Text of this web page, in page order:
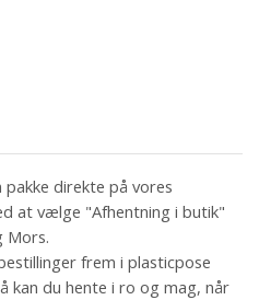
direkte på vores
at vælge "Afhentning i butik"
Mors.
frem i plasticpose
kan du hente i ro og mag, når